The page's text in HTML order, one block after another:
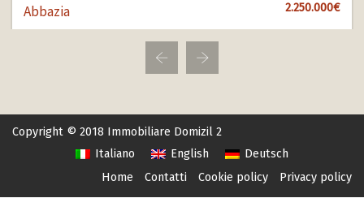
Abbazia 2.250.000€
Bol 100 1.000.000€
Bol 456 850.000€
Copyright © 2018 Immobiliare Domizil 2
Italiano
English
Deutsch
Home
Contatti Cookie policy Privacy policy